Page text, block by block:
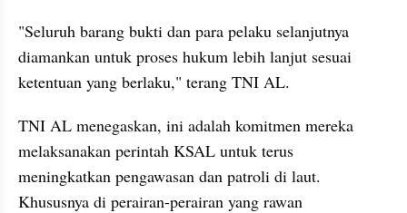
"Seluruh barang bukti dan para pelaku selanjutnya
diamankan untuk proses hukum lebih lanjut sesuai
ketentuan yang berlaku," terang TNI AL.
TNI AL menegaskan, ini adalah komitmen mereka
melaksanakan perintah KSAL untuk terus
meningkatkan pengawasan dan patroli di laut.
Khususnya di perairan-perairan yang rawan